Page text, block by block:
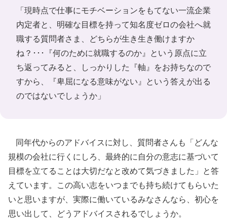
「現時点で仕事にモチベーションをもてない一流企業
内定者と、明確な目標を持って知名度ゼロの会社へ就
職する質問者さま、どちらが生き生き働けますか
ね？･･･『何のために就職するのか』という原点に立
ち返ってみると、しっかりした『軸』をお持ちなので
すから、『卑屈になる意味がない』という答えが出る
のではないでしょうか」
同年代からのアドバイスに対し、質問者さんも「どんな
規模の会社に行くにしろ、最終的に自分の意志に基づいて
目標を立てることは大切だなと改めて気づきました」と答
えています。この高い志をいつまでも持ち続けてもらいた
いと思いますが、実際に働いているみなさんなら、初心を
思い出して、どうアドバイスされるでしょうか。